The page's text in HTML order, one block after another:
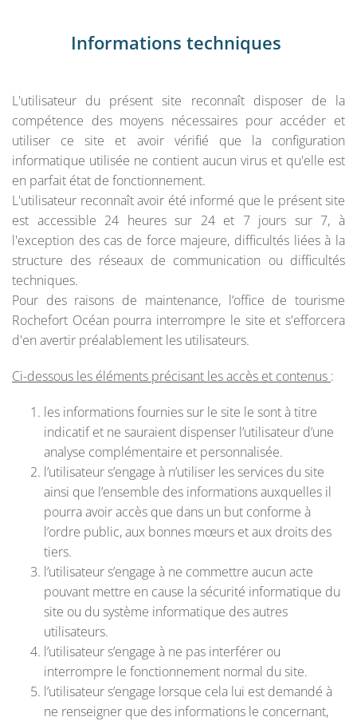
Informations techniques
L'utilisateur du présent site reconnaît disposer de la
compétence des moyens nécessaires pour accéder et
utiliser ce site et avoir vérifié que la configuration
informatique utilisée ne contient aucun virus et qu'elle est
en parfait état de fonctionnement.
L'utilisateur reconnaît avoir été informé que le présent site
est accessible 24 heures sur 24 et 7 jours sur 7, à
l'exception des cas de force majeure, difficultés liées à la
structure des réseaux de communication ou difficultés
techniques.
Pour des raisons de maintenance, l’office de tourisme
Rochefort Océan pourra interrompre le site et s'efforcera
d'en avertir préalablement les utilisateurs.
Ci-dessous les éléments précisant les accès et contenus :
les informations fournies sur le site le sont à titre
indicatif et ne sauraient dispenser l’utilisateur d’une
analyse complémentaire et personnalisée.
l’utilisateur s’engage à n’utiliser les services du site
ainsi que l’ensemble des informations auxquelles il
pourra avoir accès que dans un but conforme à
l’ordre public, aux bonnes mœurs et aux droits des
tiers.
l’utilisateur s’engage à ne commettre aucun acte
pouvant mettre en cause la sécurité informatique du
site ou du système informatique des autres
utilisateurs.
l’utilisateur s’engage à ne pas interférer ou
interrompre le fonctionnement normal du site.
l’utilisateur s’engage lorsque cela lui est demandé à
ne renseigner que des informations le concernant,